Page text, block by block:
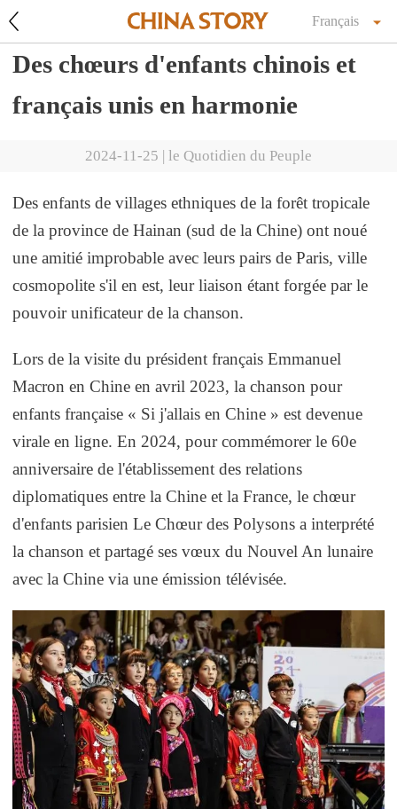
Français
Des chœurs d'enfants chinois et
français unis en harmonie
2024-11-25 | le Quotidien du Peuple
Des enfants de villages ethniques de la forêt tropicale
de la province de Hainan (sud de la Chine) ont noué
une amitié improbable avec leurs pairs de Paris, ville
cosmopolite s'il en est, leur liaison étant forgée par le
pouvoir unificateur de la chanson.
Lors de la visite du président français Emmanuel
Macron en Chine en avril 2023, la chanson pour
enfants française « Si j'allais en Chine » est devenue
virale en ligne. En 2024, pour commémorer le 60e
anniversaire de l'établissement des relations
diplomatiques entre la Chine et la France, le chœur
d'enfants parisien Le Chœur des Polysons a interprété
la chanson et partagé ses vœux du Nouvel An lunaire
avec la Chine via une émission télévisée.